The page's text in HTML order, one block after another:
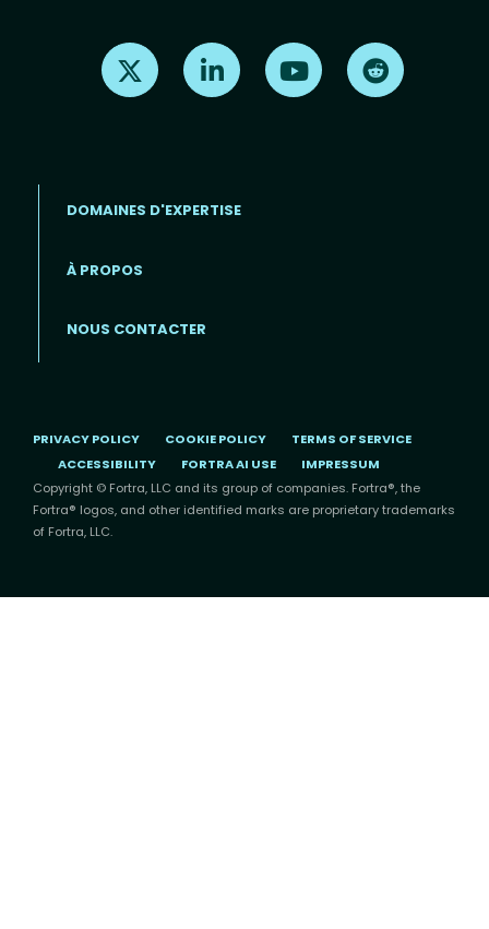
Find us on X Find us on LinkedInFind us on Youtube
Footer menu (FR)
DOMAINES D'EXPERTISE
À PROPOS
NOUS CONTACTER
PRIVACY POLICY COOKIE POLICY
TERMS OF SERVICE
ACCESSIBILITY
FORTRA AI USE
IMPRESSUM
Copyright © Fortra, LLC and its group of companies. Fortra®, the
Fortra® logos, and other identified marks are proprietary trademarks
of Fortra, LLC.